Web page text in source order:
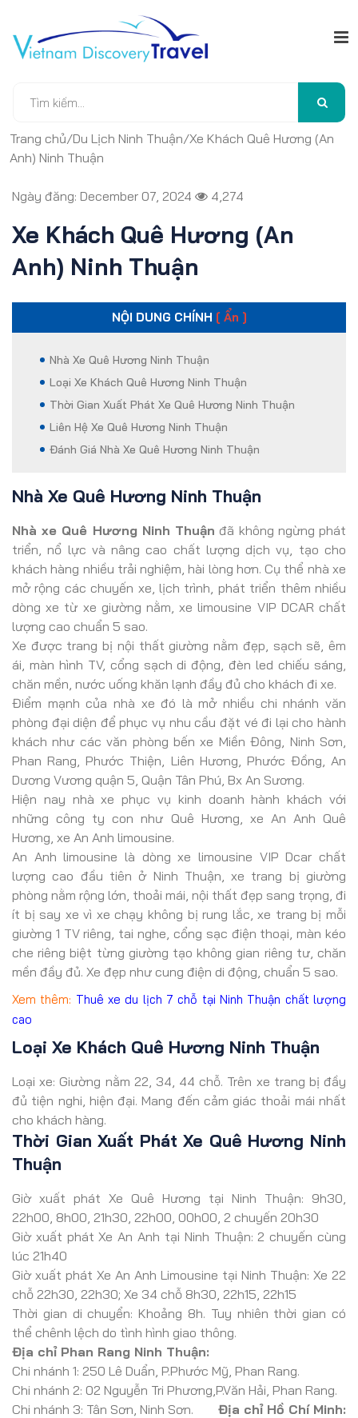
Trang chủ/Du Lịch Ninh Thuận/Xe Khách Quê Hương (An
Anh) Ninh Thuận
Ngày đăng: December 07, 2024 4,274
Xe Khách Quê Hương (An
Anh) Ninh Thuận
NỘI DUNG CHÍNH [ Ẩn ]
Nhà Xe Quê Hương Ninh Thuận
Loại Xe Khách Quê Hương Ninh Thuận
Thời Gian Xuất Phát Xe Quê Hương Ninh Thuận
Liên Hệ Xe Quê Hương Ninh Thuận
Đánh Giá Nhà Xe Quê Hương Ninh Thuận
Nhà Xe Quê Hương Ninh Thuận
Nhà xe Quê Hương Ninh Thuận đã không ngừng phát
triển, nổ lực và nâng cao chất lượng dịch vụ, tạo cho
khách hàng nhiều trải nghiệm, hài lòng hơn. Cụ thể nhà xe
mở rộng các chuyến xe, lịch trình, phát triển thêm nhiều
dòng xe từ xe giường nằm, xe limousine VIP DCAR chất
lượng cao chuẩn 5 sao.
Xe được trang bị nội thất giường nằm đẹp, sạch sẽ, êm
ái, màn hình TV, cổng sạch di động, đèn led chiếu sáng,
chăn mền, nước uống khăn lạnh đầy đủ cho khách đi xe.
Điểm mạnh của nhà xe đó là mở nhiều chi nhánh văn
phòng đại diện để phục vụ nhu cầu đặt vé đi lại cho hành
khách như các văn phòng bến xe Miền Đông, Ninh Sơn,
Phan Rang, Phước Thiện, Liên Hương, Phước Đồng, An
Dương Vương quận 5, Quận Tân Phú, Bx An Sương.
Hiện nay nhà xe phục vụ kinh doanh hành khách với
những công ty con như Quê Hương, xe An Anh Quê
Hương, xe An Anh limousine.
An Anh limousine là dòng xe limousine VIP Dcar chất
lượng cao đầu tiên ở Ninh Thuận, xe trang bị giường
phòng nằm rộng lớn, thoải mái, nội thất đẹp sang trọng, đi
ít bị say xe vì xe chạy không bị rung lắc, xe trang bị mỗi
giường 1 TV riêng, tai nghe, cổng sạc điện thoại, màn kéo
che riêng biệt từng giường tạo không gian riêng tư, chăn
mền đầy đủ. Xe đẹp như cung điện di động, chuẩn 5 sao.
Xem thêm: Thuê xe du lịch 7 chỗ tại Ninh Thuận chất lượng
cao
Loại Xe Khách Quê Hương Ninh Thuận
Loại xe: Giường nằm 22, 34, 44 chỗ. Trên xe trang bị đầy
đủ tiện nghi, hiện đại. Mang đến cảm giác thoải mái nhất
cho khách hàng.
Thời Gian Xuất Phát Xe Quê Hương Ninh
Thuận
Giờ xuất phát Xe Quê Hương tại Ninh Thuận: 9h30,
22h00, 8h00, 21h30, 22h00, 00h00, 2 chuyến 20h30
Giờ xuất phát Xe An Anh tại Ninh Thuận: 2 chuyến cùng
lúc 21h40
Giờ xuất phát Xe An Anh Limousine tại Ninh Thuận: Xe 22
chỗ 22h30, 22h30; Xe 34 chỗ 8h30, 22h15, 22h15
Thời gian di chuyển: Khoảng 8h. Tuy nhiên thời gian có
thể chênh lệch do tình hình giao thông.
Địa chỉ Phan Rang Ninh Thuận:
Chi nhánh 1: 250 Lê Duẩn, P.Phước Mỹ, Phan Rang.
Chi nhánh 2: 02 Nguyễn Tri Phương,P.Văn Hải, Phan Rang.
Chi nhánh 3: Tân Sơn, Ninh Sơn.
Địa chỉ Hồ Chí Minh: